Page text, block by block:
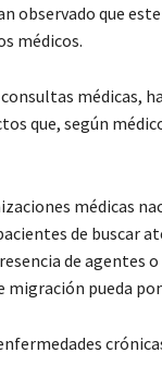
observado que
médicos.
médicas,
que, según
médicas
de buscar
de agentes
pueda